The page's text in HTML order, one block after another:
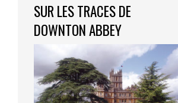
SUR LES TRACES DE
DOWNTON ABBEY